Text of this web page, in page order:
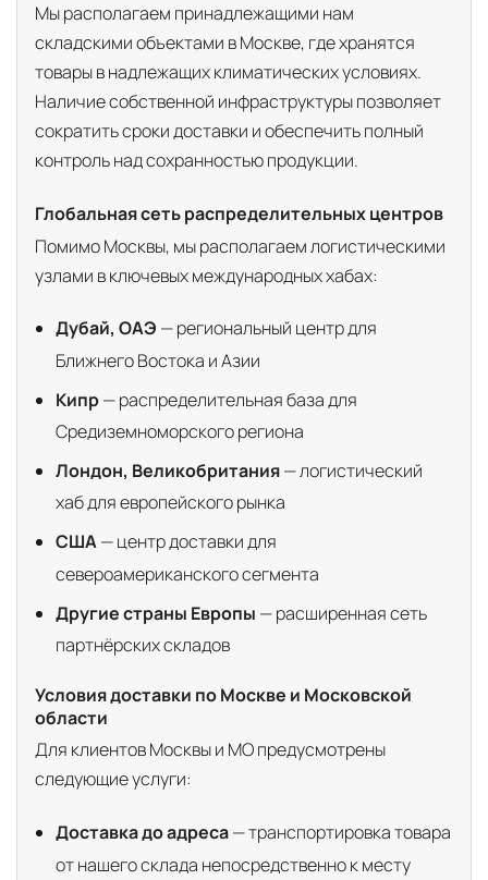
Мы располагаем принадлежащими нам
складскими объектами в Москве, где хранятся
товары в надлежащих климатических условиях.
Наличие собственной инфраструктуры позволяет
сократить сроки доставки и обеспечить полный
контроль над сохранностью продукции.
Глобальная сеть распределительных центров
Помимо Москвы, мы располагаем логистическими
узлами в ключевых международных хабах:
Дубай, ОАЭ — региональный центр для
Ближнего Востока и Азии
Кипр— распределительная база для
Средиземноморского региона
Лондон, Великобритания— логистический
хаб для европейского рынка
США— центр доставки для
североамериканского сегмента
Другие страны Европы — расширенная сеть
партнёрских складов
Условия доставки по Москве и Московской
области
Для клиентов Москвы и МО предусмотрены
следующие услуги:
Доставка до адреса— транспортировка товара
от нашего склада непосредственно к месту